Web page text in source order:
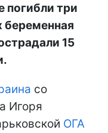
погибли три
беременная
15
со
Игоря
ОГА